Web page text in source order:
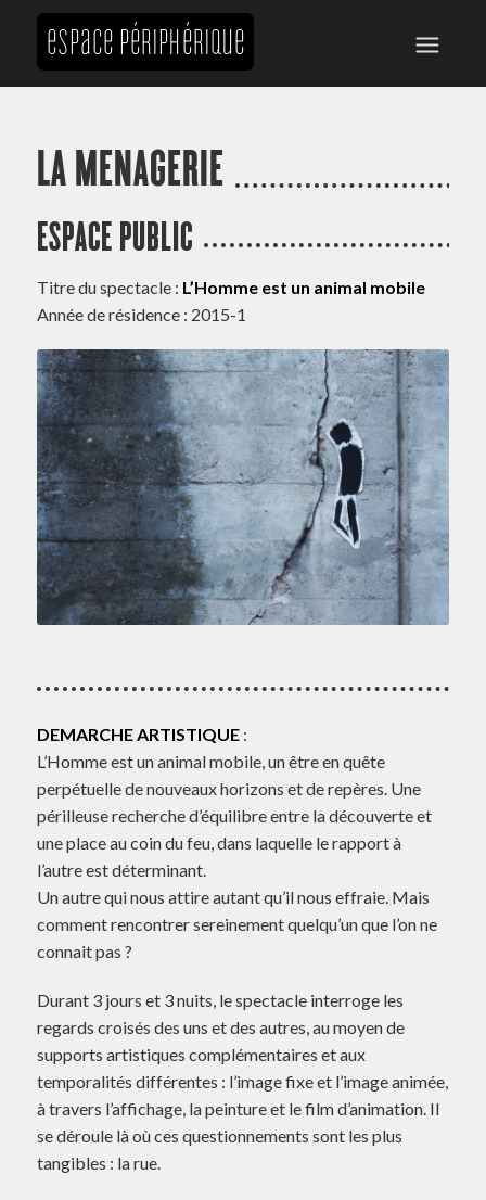
LA MENAGERIE
ESPACE PUBLIC
Titre du spectacle : L’Homme est un animal mobile
Année de résidence : 2015-1
DEMARCHE ARTISTIQUE :
L’Homme est un animal mobile, un être en quête
perpétuelle de nouveaux horizons et de repères. Une
périlleuse recherche d’équilibre entre la découverte et
une place au coin du feu, dans laquelle le rapport à
l’autre est déterminant.
Un autre qui nous attire autant qu’il nous effraie. Mais
comment rencontrer sereinement quelqu’un que l’on ne
connait pas ?
Durant 3 jours et 3 nuits, le spectacle interroge les
regards croisés des uns et des autres, au moyen de
supports artistiques complémentaires et aux
temporalités différentes : l’image fixe et l’image animée,
à travers l’affichage, la peinture et le film d’animation. Il
se déroule là où ces questionnements sont les plus
tangibles : la rue.